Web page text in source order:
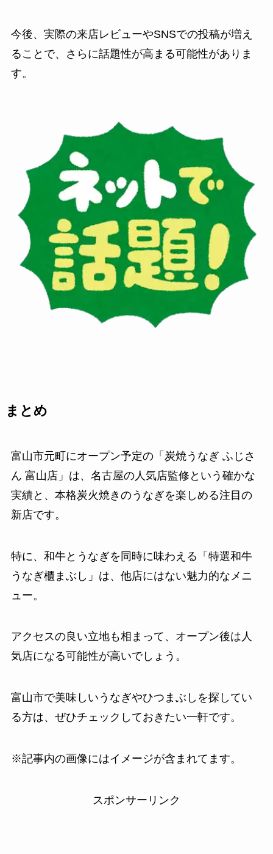
今後、実際の来店レビューやSNSでの投稿が増え
ることで、さらに話題性が高まる可能性がありま
す。
まとめ
富山市元町にオープン予定の「炭焼うなぎ ふじさ
ん 富山店」は、名古屋の人気店監修という確かな
実績と、本格炭火焼きのうなぎを楽しめる注目の
新店です。
特に、和牛とうなぎを同時に味わえる「特選和牛
うなぎ櫃まぶし」は、他店にはない魅力的なメニ
ュー。
アクセスの良い立地も相まって、オープン後は人
気店になる可能性が高いでしょう。
富山市で美味しいうなぎやひつまぶしを探してい
る方は、ぜひチェックしておきたい一軒です。
※記事内の画像にはイメージが含まれてます。
スポンサーリンク